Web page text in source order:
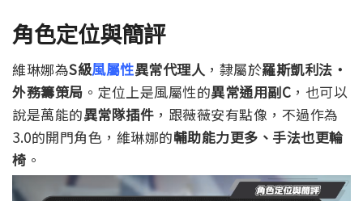
角色定位與簡評
維琳娜為S級風屬性異常代理人 ，隸屬於羅斯凱利法・
外務籌策局 。定位上是風屬性的異常通用副C ，也可以
說是萬能的異常隊插件 ，跟薇薇安有點像，不過作為
3.0的開門角色，維琳娜的輔助能力更多、手法也更輪
椅 。